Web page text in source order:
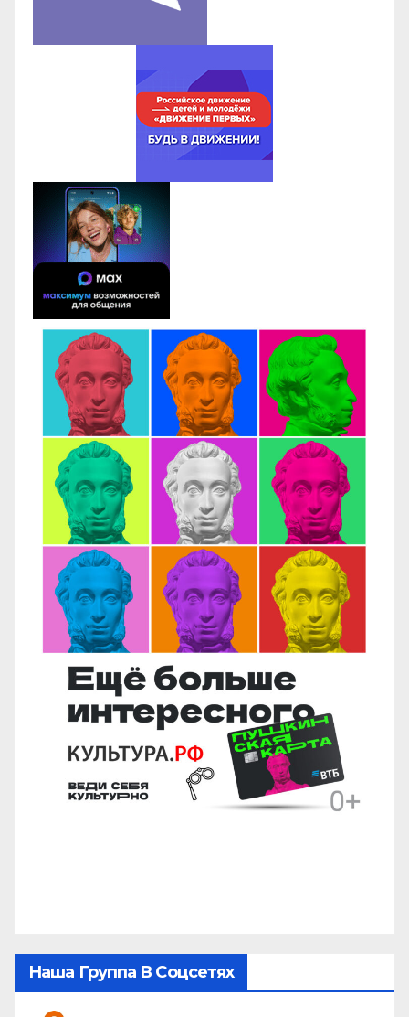
Наша Группа В Соцсетях